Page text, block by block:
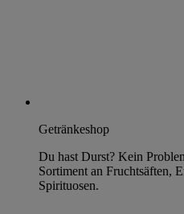
Getränkeshop
Du hast Durst? Kein
Sortiment an Fruchtsäften,
Spirituosen.